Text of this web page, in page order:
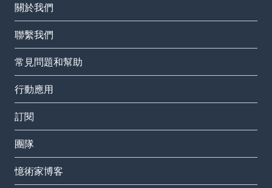
關於我們
聯繫我們
常見問題和幫助
行動應用
訂閱
團隊
憶術家博客